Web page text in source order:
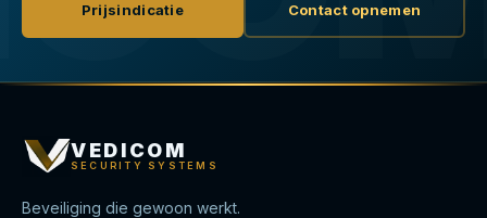
Prijsindicatie Contact opnemen
VEDICOM
SECURITY SYSTEMS
Beveiliging die gewoon werkt.